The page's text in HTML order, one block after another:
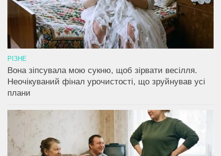
РІЗНЕ
Вона зіпсувала мою сукню, щоб зірвати весілля.
Неочікуваний фінал урочистості, що зруйнував усі
плани